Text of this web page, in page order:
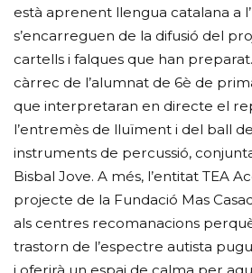
està aprenent llengua catalana a
s’encarreguen de la difusió del
cartells i falques que han
càrrec de l’alumnat de 6è de
que interpretaran en directe el
l’entremès de lluïment i del ball
instruments de percussió,
Bisbal Jove. A més, l’entitat TEA
projecte de la Fundació Mas
als centres recomanacions
trastorn de l’espectre autista